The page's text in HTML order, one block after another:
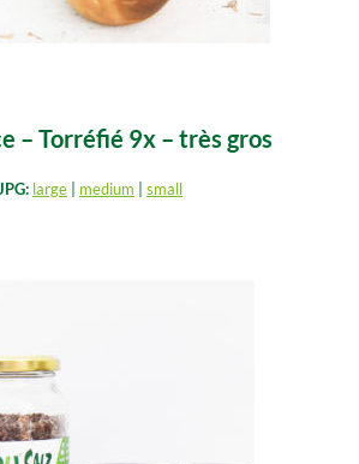
– Torréfié 9x – très gros
large medium small